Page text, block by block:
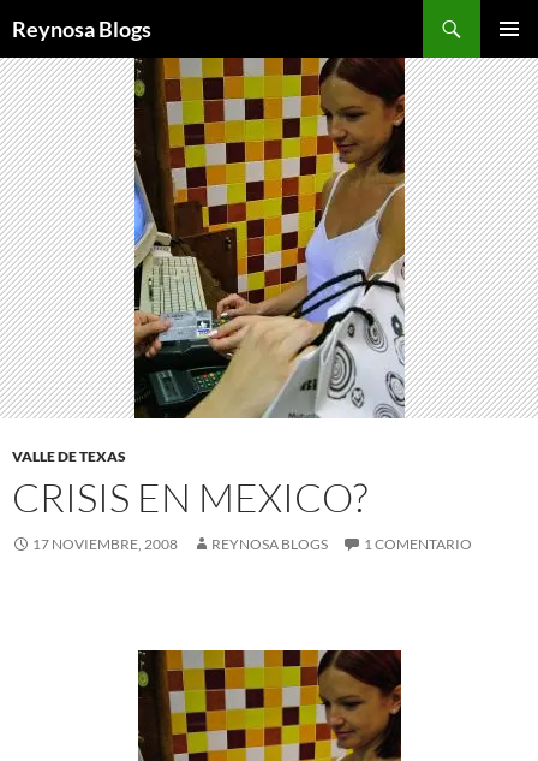
Reynosa Blogs
MENÚ
AL
CONTENIDO
VALLE DE TEXAS
CRISIS EN MEXICO?
17 NOVIEMBRE, 2008 REYNOSA BLOGS 1 COMENTARIO